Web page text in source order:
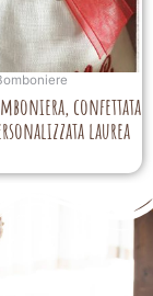
confettata
laurea